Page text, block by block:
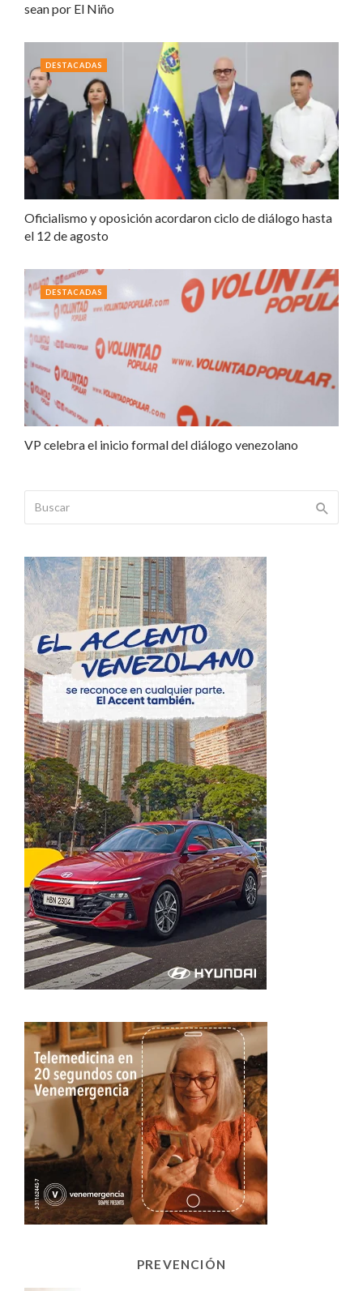
sean por El Niño
Oficialismo y oposición acordaron ciclo de diálogo hasta
el 12 de agosto
DESTACADAS
VP celebra el inicio formal del diálogo venezolano
DESTACADAS
PREVENCIÓN